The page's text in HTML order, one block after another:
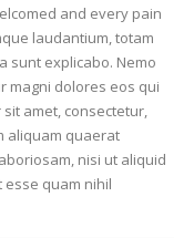
and every pain
laudantium, totam
sunt explicabo. Nemo
magni dolores eos qui
amet, consectetur,
aliquam quaerat
nisi ut aliquid
quam nihil